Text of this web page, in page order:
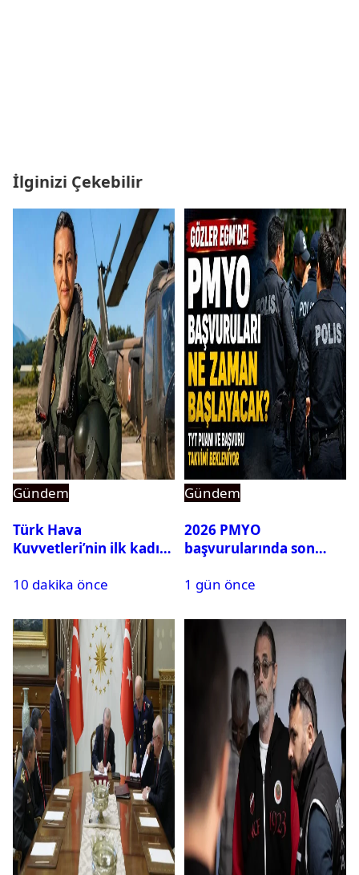
İlginizi Çekebilir
Gündem
Türk Hava
Kuvvetleri’nin ilk kadın
Karapınar hakkında
ortaya çıktı
10 dakika önce
Gündem
2026 PMYO
başvurularında son
1 gün önce